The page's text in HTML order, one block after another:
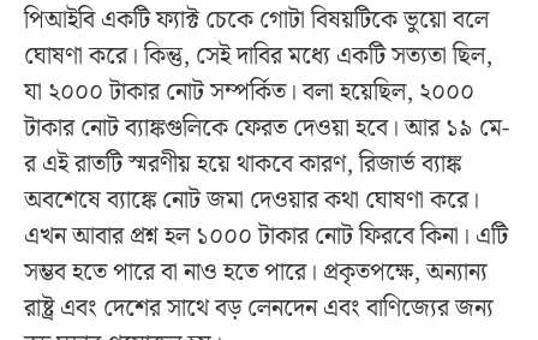
পিআইবি একটি ফ্যাক্ট চেকে গোটা বিষয়টিকে ভুয়ো বলে
ঘোষণা করে। কিন্তু, সেই দাবির মধ্যে একটি সত্যতা ছিল,
যা ২০০০ টাকার নোট সম্পর্কিত। বলা হয়েছিল, ২০০০
টাকার নোট ব্যাঙ্কগুলিকে ফেরত দেওয়া হবে। আর ১৯ মে-
র এই রাতটি স্মরণীয় হয়ে থাকবে কারণ, রিজার্ভ ব্যাঙ্ক
অবশেষে ব্যাঙ্কে নোট জমা দেওয়ার কথা ঘোষণা করে।
এখন আবার প্রশ্ন হল ১০০০ টাকার নোট ফিরবে কিনা। এটি
সম্ভব হতে পারে বা নাও হতে পারে। প্রকৃতপক্ষে, অন্যান্য
রাষ্ট্র এবং দেশের সাথে বড় লেনদেন এবং বাণিজ্যের জন্য